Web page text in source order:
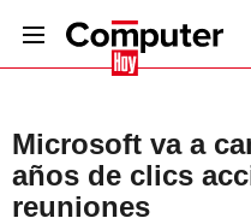
Microsoft va a
años de clics
reuniones